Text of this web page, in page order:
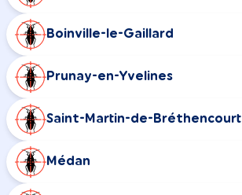
Boinville-le-Gaillard
Prunay-en-Yvelines
Saint-Martin-de-Bréthencourt
Médan